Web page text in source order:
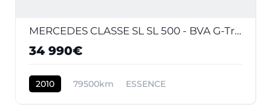
MERCEDES CLASSE SL SL 500 - BVA G-Tronic Sport COUPE - BM 230 . PHASE 3
34 990€
2010 79500km ESSENCE